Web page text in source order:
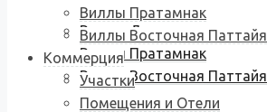
Виллы Джомтьен
Виллы Пратамнак
Виллы Восточная Паттайя
Виллы Пратамнак
Виллы Восточная Паттайя
Коммерция
Участки
Помещения и Отели